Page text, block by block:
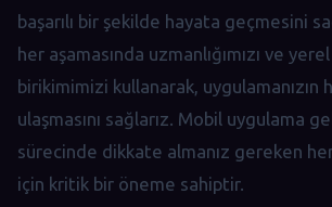
başarılı bir şekilde hayata geçmesini
her aşamasında uzmanlığımızı ve
birikimimizi kullanarak,
ulaşmasını sağlarız. Mobil uygulama
sürecinde dikkate almanız gereken
için kritik bir öneme sahiptir.